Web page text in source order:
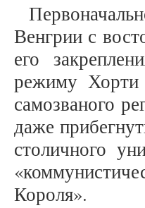
Венгрии с
его
режиму
самозваного
даже
столичного
Короля».